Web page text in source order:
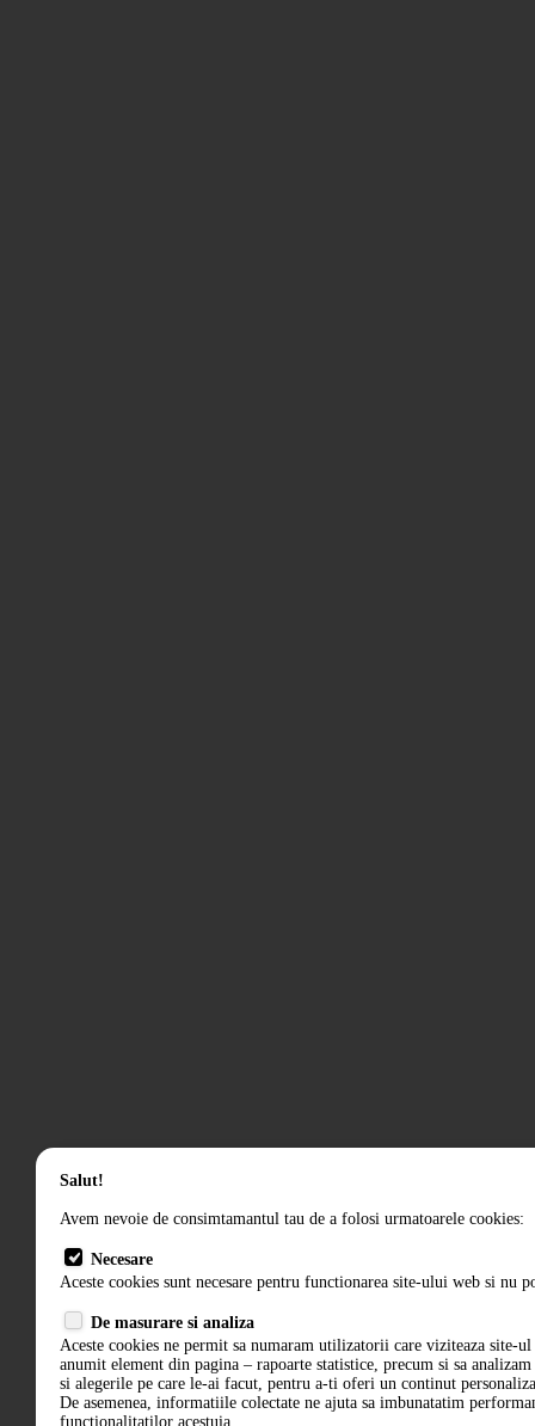
Salut!
Avem nevoie de consimtamantul tau de a folosi urmatoarele cookies:
Necesare
Aceste cookies sunt necesare pentru functionarea site-ului web si nu
De masurare si analiza
Aceste cookies ne permit sa numaram utilizatorii care viziteaza site-ul
anumit element din pagina – rapoarte statistice, precum si sa
si alegerile pe care le-ai facut, pentru a-ti oferi un continut
De asemenea, informatiile colectate ne ajuta sa imbunatatim
functionalitatilor acestuia.